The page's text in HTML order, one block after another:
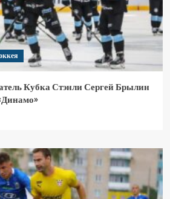
Кубка Стэнли Сергей Брылин